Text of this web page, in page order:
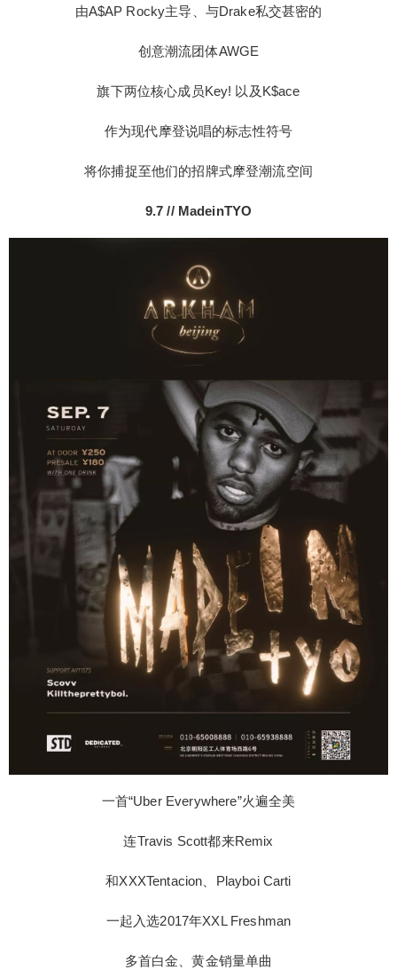
由A$AP Rocky主导、与Drake私交甚密的
创意潮流团体AWGE
旗下两位核心成员Key! 以及K$ace
作为现代摩登说唱的标志性符号
将你捕捉至他们的招牌式摩登潮流空间
9.7 // MadeinTYO
一首“Uber Everywhere”火遍全美
连Travis Scott都来Remix
和XXXTentacion、Playboi Carti
一起入选2017年XXL Freshman
多首白金、黄金销量单曲